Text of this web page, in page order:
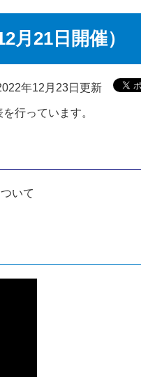
月21日開催）
年12月23日更新
行っています。
いて